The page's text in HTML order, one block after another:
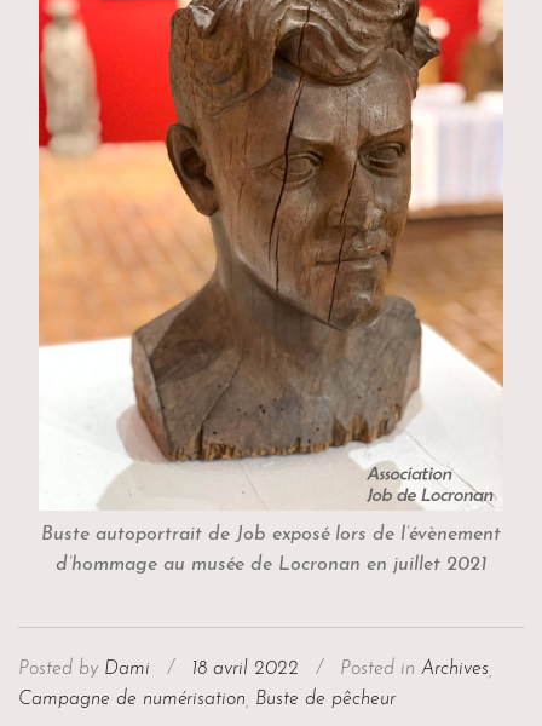
Buste autoportrait de Job exposé lors de l’évènement
d’hommage au musée de Locronan en juillet 2021
Posted by Dami / 18 avril 2022 / Posted in Archives
Campagne de numérisation
Buste de pêcheur